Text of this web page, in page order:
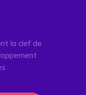
la clef de